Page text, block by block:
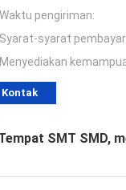
Waktu pengiriman:
Syarat-syarat
Menyediakan
Kontak
SMT SMD,